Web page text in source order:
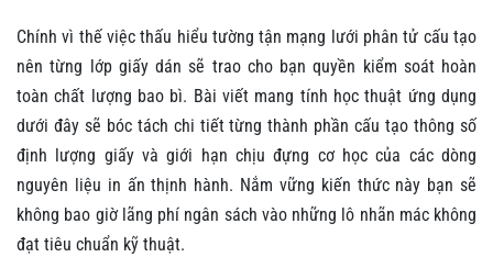
Chính vì thế việc thấu hiểu tường tận mạng lưới phân tử cấu tạo
nên từng lớp giấy dán sẽ trao cho bạn quyền kiểm soát hoàn
toàn chất lượng bao bì. Bài viết mang tính học thuật ứng dụng
dưới đây sẽ bóc tách chi tiết từng thành phần cấu tạo thông số
định lượng giấy và giới hạn chịu đựng cơ học của các dòng
nguyên liệu in ấn thịnh hành. Nắm vững kiến thức này bạn sẽ
không bao giờ lãng phí ngân sách vào những lô nhãn mác không
đạt tiêu chuẩn kỹ thuật.